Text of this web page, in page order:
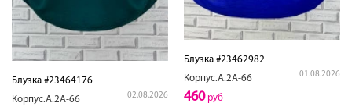
Блузка #23464176
Корпус.А.2А-66
02.08.2026
Блузка #23462982
Корпус.А.2А-66
01.08.2026
460руб